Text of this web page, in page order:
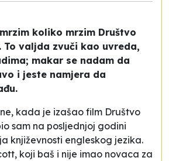
koliko mrzim Društvo
. To valjda zvuči kao uvreda,
makar se nadam da
i jeste namjera da
kada je izašao film Društvo
sam na posljednjoj godini
književnosti engleskog jezika.
koji baš i nije imao novaca za